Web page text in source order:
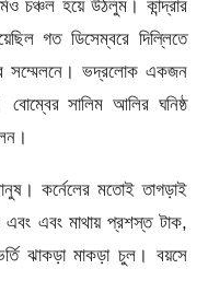
চঞ্চল হয়ে উঠলুম। কান্দ্রার
গত ডিসেম্বরে দিল্লিতে
সম্মেলনে। ভদ্রলোক একজন
বোম্বের সালিম আলির ঘনিষ্ঠ
কর্নেলের মতোই তাগড়াই
এবং এবং মাথায় প্রশস্ত টাক,
ঝাকড়া মাকড়া চুল। বয়সে